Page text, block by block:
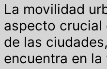
La movilidad
aspecto crucial
de las
encuentra en